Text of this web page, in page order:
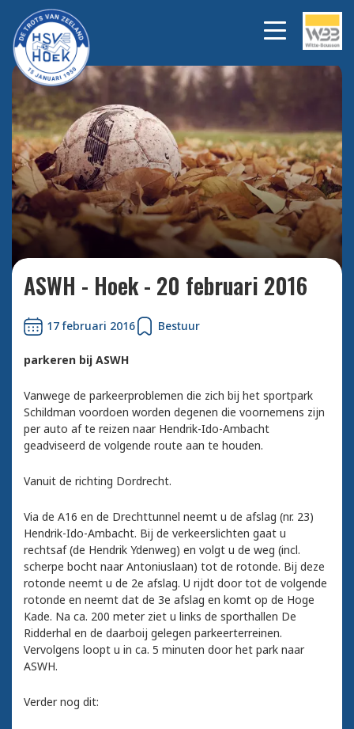
Bekijk alle foto's
ASWH - Hoek - 20 februari 2016
17 februari 2016 Bestuur
parkeren bij ASWH
Vanwege de parkeerproblemen die zich bij het sportpark
Schildman voordoen worden degenen die voornemens zijn
per auto af te reizen naar Hendrik-Ido-Ambacht
geadviseerd de volgende route aan te houden.
Vanuit de richting Dordrecht.
Via de A16 en de Drechttunnel neemt u de afslag (nr. 23)
Hendrik-Ido-Ambacht. Bij de verkeerslichten gaat u
rechtsaf (de Hendrik Ydenweg) en volgt u de weg (incl.
scherpe bocht naar Antoniuslaan) tot de rotonde. Bij deze
rotonde neemt u de 2e afslag. U rijdt door tot de volgende
rotonde en neemt dat de 3e afslag en komt op de Hoge
Kade. Na ca. 200 meter ziet u links de sporthallen De
Ridderhal en de daarboij gelegen parkeerterreinen.
Vervolgens loopt u in ca. 5 minuten door het park naar
ASWH.
Verder nog dit: